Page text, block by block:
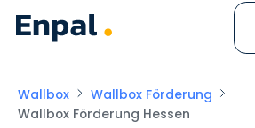
Wallbox
Wallbox Förderung
Wallbox Förderung Hessen